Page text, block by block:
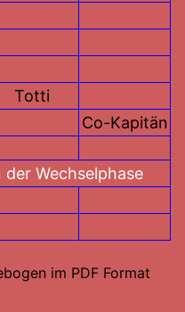
Totti
Co-Kapitän
Wechselphase
im PDF Format